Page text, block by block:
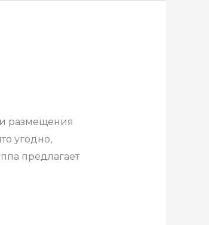
и размещения
угодно,
предлагает